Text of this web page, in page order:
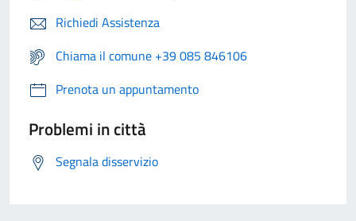
Richiedi Assistenza
Chiama il comune +39 085 846106
Prenota un appuntamento
Problemi in città
Segnala disservizio